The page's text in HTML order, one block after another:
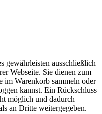
gewährleisten ausschließlich
Webseite. Sie dienen zum
im Warenkorb sammeln oder
kannst. Ein Rückschluss
möglich und dadurch
an Dritte weitergegeben.